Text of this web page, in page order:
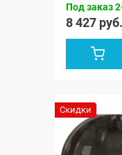
Под заказ
8 427 руб.
Скидки